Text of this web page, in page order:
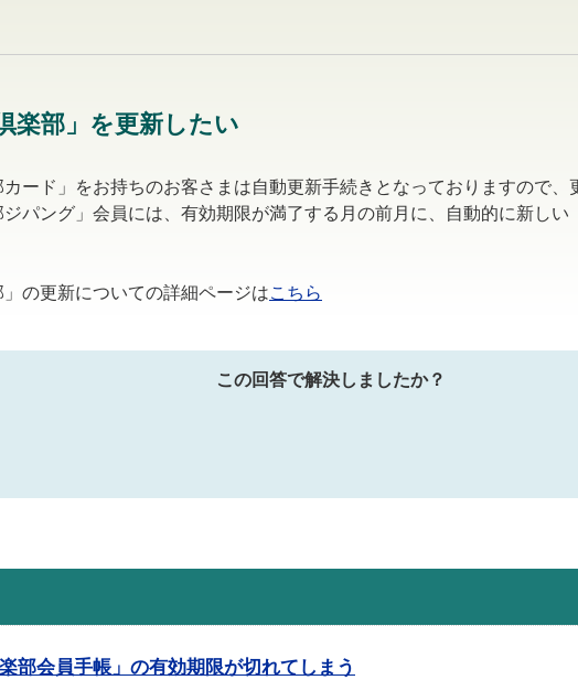
楽部」を更新したい
カード」をお持ちのお客さまは自動更新手続きとなっておりますので、
ジパング」会員には、有効期限が満了する月の前月に、自動的に新し
」の更新についての詳細ページはこちら
この回答で解決しましたか？
部会員手帳」の有効期限が切れてしまう